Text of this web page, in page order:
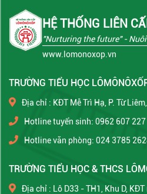
HỆ THỐNG LIÊN
"Nurturing the future"- Nuôi
www.lomonoxop.vn
TRƯỜNG TIỂU HỌC
Địa chỉ : KĐT Mễ Trì Hạ, P. Từ
Hotline tuyển sinh: 0962 607 227
Hotline văn phòng: 024 3785
TRƯỜNG TIỂU HỌC & THCS
Địa chỉ : Lô D33 - TH1, Khu D,